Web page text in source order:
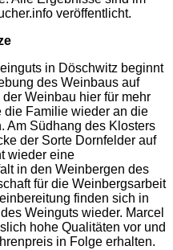
veröffentlicht.
in Döschwitz beginnt
des Weinbaus auf
Weinbau hier für mehr
die Familie wieder an die
Am Südhang des Klosters
der Sorte Dornfelder auf
wieder eine
in den Weinbergen des
für die Weinbergsarbeit
finden sich in
Weinguts wieder. Marcel
hohe Qualitäten vor und
in Folge erhalten.